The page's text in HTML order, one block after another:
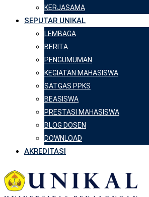
KERJASAMA
SEPUTAR UNIKAL
LEMBAGA
BERITA
PENGUMUMAN
KEGIATAN MAHASISWA
SATGAS PPKS
BEASISWA
PRESTASI MAHASISWA
BLOG DOSEN
DOWNLOAD
AKREDITASI